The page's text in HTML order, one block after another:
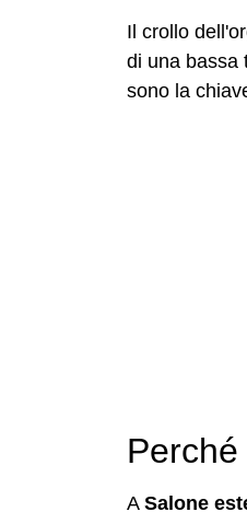
Il crollo
di una bassa
sono la
A Salone